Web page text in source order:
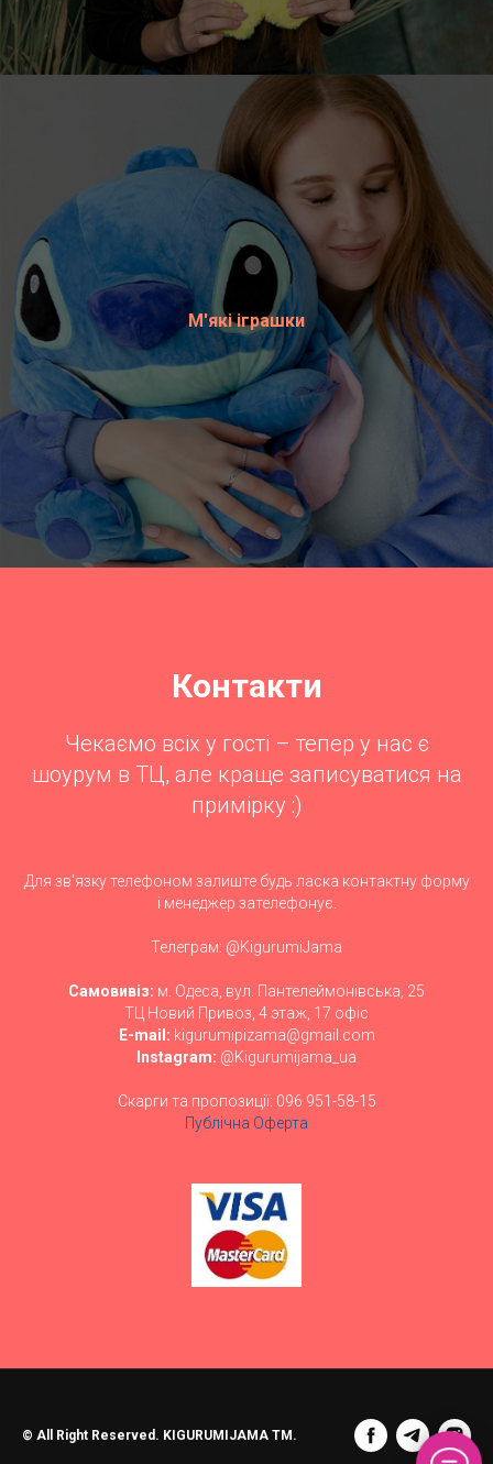
М'які іграшки
Контакти
Чекаємо всіх у гості – тепер у нас є
шоурум в ТЦ, але краще записуватися на
примірку :)
Для зв'язку телефоном залиште будь ласка контактну форму
і менеджер зателефонує.
Телеграм: @KigurumiJama
Самовивіз: м. Одеса, вул. Пантелеймонівська, 25
ТЦ Новий Привоз, 4 этаж, 17 офіс
E-mail: kigurumipizama@gmail.com
Instagram: @Kigurumijama_ua
Скарги та пропозиції: 096 951-58-15
Публічна Оферта
© All Right Reserved. KIGURUMIJAMA TM.